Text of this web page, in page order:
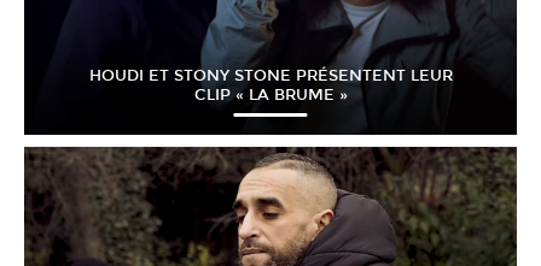
HOUDI ET STONY STONE PRÉSENTENT LEUR
CLIP « LA BRUME »